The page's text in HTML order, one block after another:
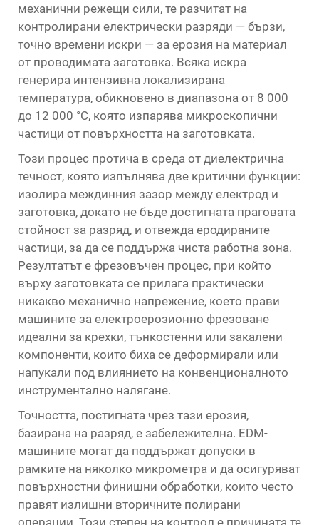
механични режещи сили, те разчитат на
контролирани електрически разряди — бързи,
точно времени искри — за ерозия на материал
от проводимата заготовка. Всяка искра
генерира интензивна локализирана
температура, обикновено в диапазона от 8 000
до 12 000 °C, която изпарява микроскопични
частици от повърхността на заготовката.
Този процес протича в среда от диелектрична
течност, която изпълнява две критични функции:
изолира междинния зазор между електрод и
заготовка, докато не бъде достигната праговата
стойност за разряд, и отвежда еродираните
частици, за да се поддържа чиста работна зона.
Резултатът е фрезовъчен процес, при който
върху заготовката се прилага практически
никакво механично напрежение, което прави
машините за електроерозионно фрезоване
идеални за крехки, тънкостенни или закалени
компоненти, които биха се деформирали или
напукали под влиянието на конвенционалното
инструментално налягане.
Точността, постигната чрез тази ерозия,
базирана на разряд, е забележителна. EDM-
машините могат да поддържат допуски в
рамките на няколко микрометра и да осигуряват
повърхностни финишни обработки, които често
правят излишни вторичните полирани
операции. Този степен на контрол е причината те